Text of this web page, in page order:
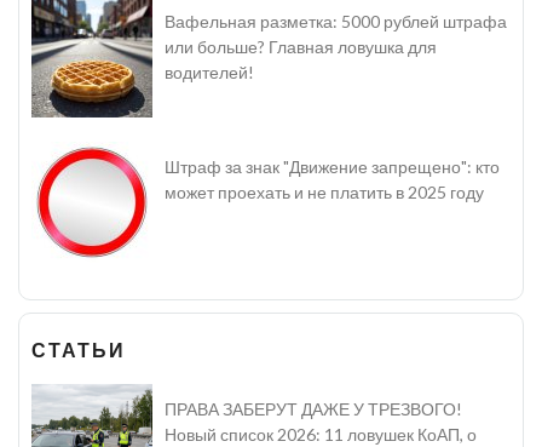
Вафельная разметка: 5000 рублей штрафа
или больше? Главная ловушка для
водителей!
Штраф за знак "Движение запрещено": кто
может проехать и не платить в 2025 году
СТАТЬИ
ПРАВА ЗАБЕРУТ ДАЖЕ У ТРЕЗВОГО!
Новый список 2026: 11 ловушек КоАП, о